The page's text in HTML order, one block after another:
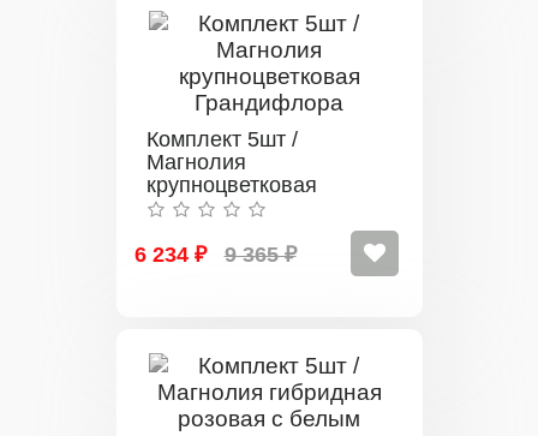
Комплект 5шт /
Магнолия
крупноцветковая
Грандифлора
6 234 ₽
9 365 ₽